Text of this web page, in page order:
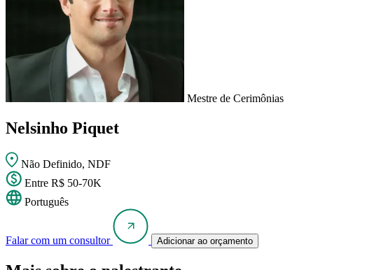
Mestre de Cerimônias
Nelsinho Piquet
Não Definido, NDF
Entre R$ 50-70K
Português
Falar com um consultor Adicionar ao orçamento